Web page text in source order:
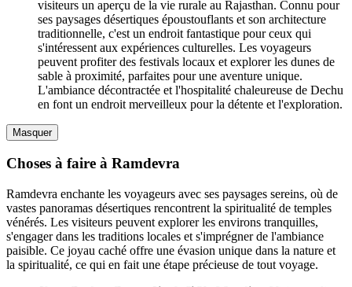
visiteurs un aperçu de la vie rurale au Rajasthan. Connu pour
ses paysages désertiques époustouflants et son architecture
traditionnelle, c'est un endroit fantastique pour ceux qui
s'intéressent aux expériences culturelles. Les voyageurs
peuvent profiter des festivals locaux et explorer les dunes de
sable à proximité, parfaites pour une aventure unique.
L'ambiance décontractée et l'hospitalité chaleureuse de Dechu
en font un endroit merveilleux pour la détente et l'exploration.
Masquer
Choses à faire à Ramdevra
Ramdevra enchante les voyageurs avec ses paysages sereins, où de
vastes panoramas désertiques rencontrent la spiritualité de temples
vénérés. Les visiteurs peuvent explorer les environs tranquilles,
s'engager dans les traditions locales et s'imprégner de l'ambiance
paisible. Ce joyau caché offre une évasion unique dans la nature et
la spiritualité, ce qui en fait une étape précieuse de tout voyage.